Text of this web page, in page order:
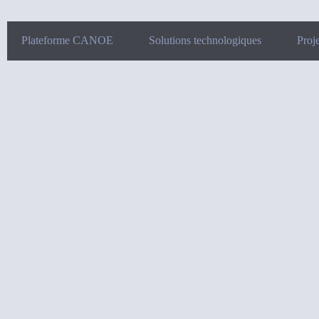
Plateforme CANOE Solutions technologiques